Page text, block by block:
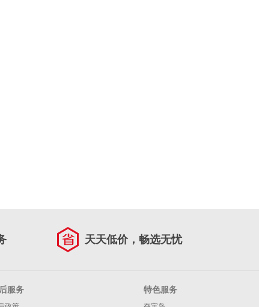
天天低价，畅选无忧
服务 特色服务